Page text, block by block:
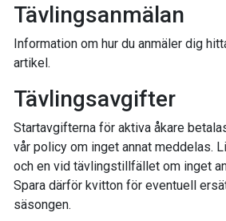
Tävlingsanmälan
Information om hur du anmäler dig
artikel.
Tävlingsavgifter
Startavgifterna för aktiva åkare
vår policy om inget annat meddelas.
och en vid tävlingstillfället om inget
Spara därför kvitton för eventuell
säsongen.